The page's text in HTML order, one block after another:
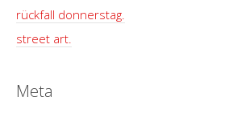
rückfall donnerstag.
street art.
Meta